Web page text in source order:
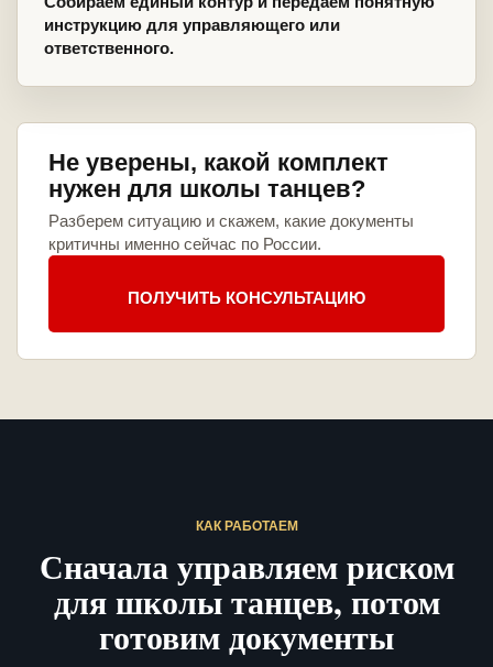
инструкцию для управляющего или
ответственного.
Не уверены, какой комплект
нужен для школы танцев?
Разберем ситуацию и скажем, какие документы
критичны именно сейчас по России.
ПОЛУЧИТЬ КОНСУЛЬТАЦИЮ
КАК РАБОТАЕМ
Сначала управляем риском
для школы танцев, потом
готовим документы